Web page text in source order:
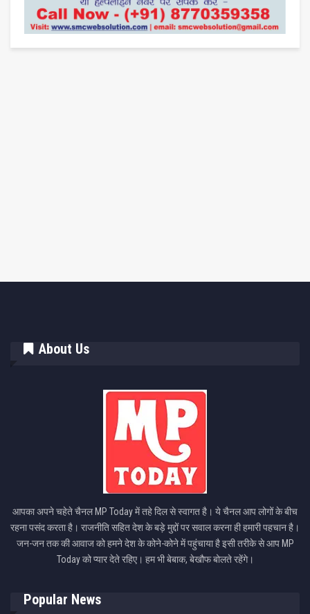
About Us
आपका अपने चहेते चैनल MP Today में तहे दिल से स्वागत है। ये चैनल आप लोगों के बीच
रहना पसंद करता है। राजनीति सहित देश के बड़े मुद्दों पर सवाल करना ही हमारी पहचान है।
जन-जन तक की आवाज को हमने देश के कोने-कोने में पहुंचाया है इसी तरीके से आप MP
Today को प्यार देते रहिए। हम भी बेबाक, बेखौफ बोलते रहेंगे।
Popular News